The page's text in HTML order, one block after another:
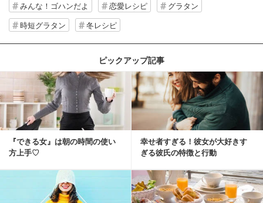
みんな！ゴハンだよ
恋愛レシピ
グラタン
時短グラタン
冬レシピ
ピックアップ記事
『できる女』は朝の時間の使い
方上手♡
幸せ者すぎる！彼女が大好きす
ぎる彼氏の特徴と行動